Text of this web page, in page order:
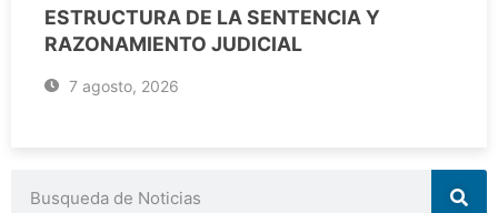
ESTRUCTURA DE LA SENTENCIA Y
RAZONAMIENTO JUDICIAL
7 agosto, 2026